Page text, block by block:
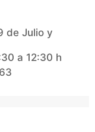
de Julio y
a 12:30 h